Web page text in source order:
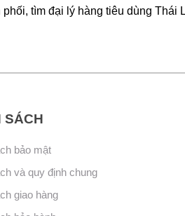
tìm đại lý hàng tiêu dùng Thái
SÁCH
bảo mật
và quy định chung
giao hàng